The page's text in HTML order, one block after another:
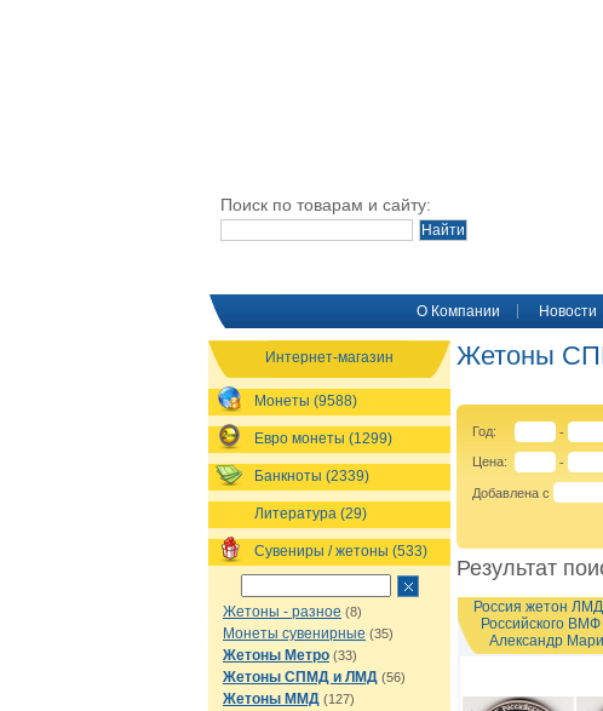
Поиск по товарам и сайту:
O Компании Новости
Интернет-магазин
Монеты (9588)
Евро монеты (1299)
Банкноты (2339)
Литература (29)
Сувениры / жетоны (533)
Жетоны - разное (8)
Монеты сувенирные (35)
Жетоны Метро (33)
Жетоны СПМД и ЛМД (56)
Жетоны ММД (127)
Жетоны
Год: -
Цена: -
Добавлена с
Результат
Россия жетон
Российского
Александр